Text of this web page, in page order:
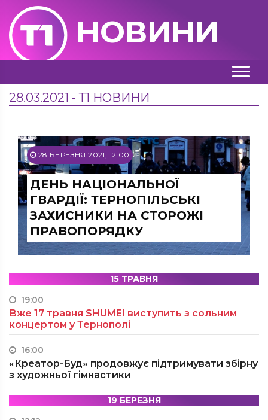
НОВИНИ
28.03.2021 - Т1 НОВИНИ
28 БЕРЕЗНЯ 2021, 12:00
ДЕНЬ НАЦІОНАЛЬНОЇ
ГВАРДІЇ: ТЕРНОПІЛЬСЬКІ
ЗАХИСНИКИ НА СТОРОЖІ
ПРАВОПОРЯДКУ
15 ТРАВНЯ
19:00
Вже 17 травня SHUMEI виступить з сольним
концертом у Тернополі
16:00
«Креатор-Буд» продовжує підтримувати збірну
з художньої гімнастики
19 БЕРЕЗНЯ